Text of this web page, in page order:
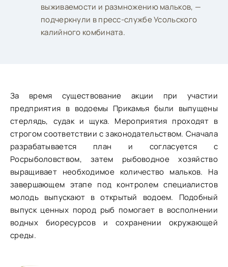
выживаемости и размножению мальков, —
подчеркнули в пресс-службе Усольского
калийного комбината.
За время существование акции при участии
предприятия в водоемы Прикамья были выпущены
стерлядь, судак и щука. Мероприятия проходят в
строгом соответствии с законодательством. Сначала
разрабатывается план и согласуется с
Росрыболовством, затем рыбоводное хозяйство
выращивает необходимое количество мальков. На
завершающем этапе под контролем специалистов
молодь выпускают в открытый водоем. Подобный
выпуск ценных пород рыб помогает в восполнении
водных биоресурсов и сохранении окружающей
среды.